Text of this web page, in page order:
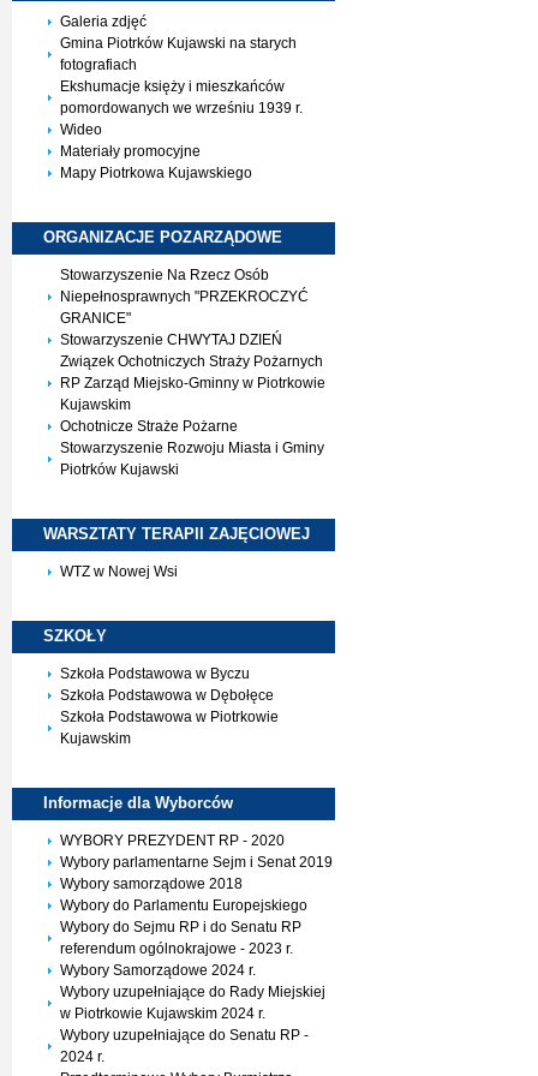
Galeria zdjęć
Gmina Piotrków Kujawski na starych
fotografiach
Ekshumacje księży i mieszkańców
pomordowanych we wrześniu 1939 r.
Wideo
Materiały promocyjne
Mapy Piotrkowa Kujawskiego
ORGANIZACJE POZARZĄDOWE
Stowarzyszenie Na Rzecz Osób
Niepełnosprawnych "PRZEKROCZYĆ
GRANICE"
Stowarzyszenie CHWYTAJ DZIEŃ
Związek Ochotniczych Straży Pożarnych
RP Zarząd Miejsko-Gminny w Piotrkowie
Kujawskim
Ochotnicze Straże Pożarne
Stowarzyszenie Rozwoju Miasta i Gminy
Piotrków Kujawski
WARSZTATY TERAPII ZAJĘCIOWEJ
WTZ w Nowej Wsi
SZKOŁY
Szkoła Podstawowa w Byczu
Szkoła Podstawowa w Dębołęce
Szkoła Podstawowa w Piotrkowie
Kujawskim
Informacje dla Wyborców
WYBORY PREZYDENT RP - 2020
Wybory parlamentarne Sejm i Senat 2019
Wybory samorządowe 2018
Wybory do Parlamentu Europejskiego
Wybory do Sejmu RP i do Senatu RP
referendum ogólnokrajowe - 2023 r.
Wybory Samorządowe 2024 r.
Wybory uzupełniające do Rady Miejskiej
w Piotrkowie Kujawskim 2024 r.
Wybory uzupełniające do Senatu RP -
2024 r.